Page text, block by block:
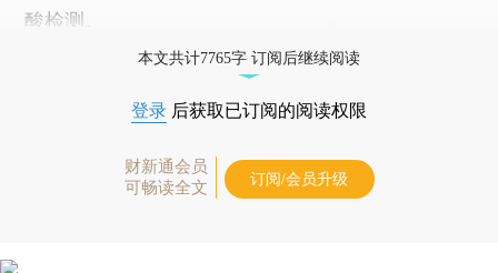
酸检测。
本文共计7765字 订阅后继续阅读
登录 后获取已订阅的阅读权限
财新通会员
可畅读全文
订阅/会员升级